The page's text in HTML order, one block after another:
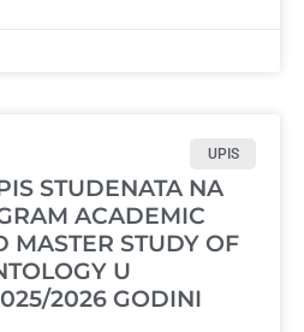
UPIS
STUDENATA NA
ACADEMIC
MASTER STUDY OF
U
2026 GODINI